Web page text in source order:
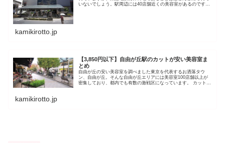
いないでしょう。駅周辺には40店舗近くの美容室があるのです
kamikirotto.jp
【3,850円以下】自由が丘駅のカットが安い美容室ま
とめ
自由が丘の安い美容室を調べました東京を代表するお洒落タウ
ン、自由が丘。そんな自由が丘エリアには美容室100店舗以上が
密集しており、都内でも有数の激戦区になっています。 カット＋
kamikirotto.jp